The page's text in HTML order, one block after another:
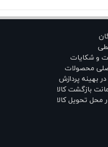
و شکایات
محصولات
بهینه پردازش
بازگشت کالا
محل تحویل کالا